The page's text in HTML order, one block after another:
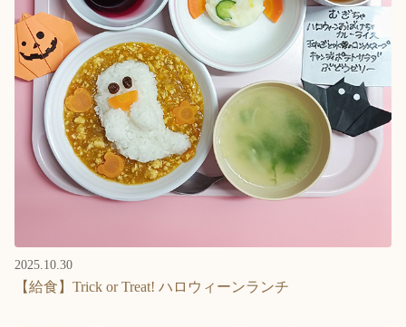
2025.10.30
【給食】Trick or Treat! ハロウィーンランチ